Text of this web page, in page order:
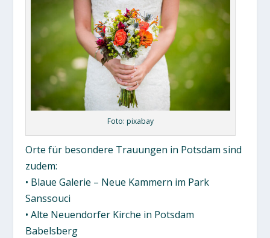
Foto: pixabay
Orte für besondere Trauungen in Potsdam sind
zudem:
• Blaue Galerie – Neue Kammern im Park
Sanssouci
• Alte Neuendorfer Kirche in Potsdam
Babelsberg